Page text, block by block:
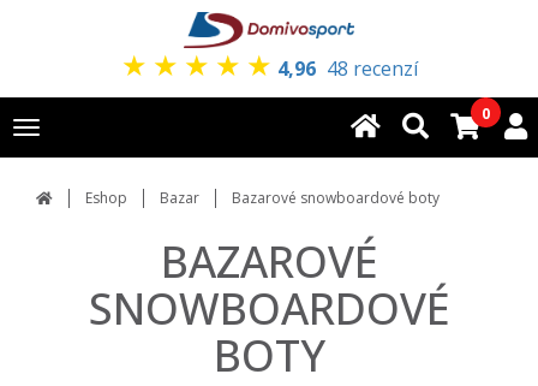
★ ★ ★ ★ ★ 4,96 48 recenzí
Toggle
navigation
0
Eshop Bazar Bazarové snowboardové boty
BAZAROVÉ
SNOWBOARDOVÉ
BOTY